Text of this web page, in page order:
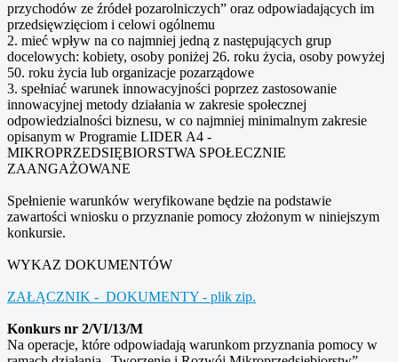
przychodów ze źródeł pozarolniczych” oraz odpowiadających im
przedsięwzięciom i celowi ogólnemu
2. mieć wpływ na co najmniej jedną z następujących grup
docelowych: kobiety, osoby poniżej 26. roku życia, osoby powyżej
50. roku życia lub organizacje pozarządowe
3. spełniać warunek innowacyjności poprzez zastosowanie
innowacyjnej metody działania w zakresie społecznej
odpowiedzialności biznesu, w co najmniej minimalnym zakresie
opisanym w Programie LIDER A4 -
MIKROPRZEDSIĘBIORSTWA SPOŁECZNIE
ZAANGAŻOWANE
Spełnienie warunków weryfikowane będzie na podstawie
zawartości wniosku o przyznanie pomocy złożonym w niniejszym
konkursie.
WYKAZ DOKUMENTÓW
ZAŁĄCZNIK - DOKUMENTY - plik zip.
Konkurs nr 2/VI/13/M
Na operacje, które odpowiadają warunkom przyznania pomocy w